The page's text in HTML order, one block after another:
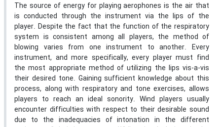
The source of energy for playing aerophones is the air that
is conducted through the instrument via the lips of the
player. Despite the fact that the function of the respiratory
system is consistent among all players, the method of
blowing varies from one instrument to another. Every
instrument, and more specifically, every player must find
the most appropriate method of utilizing the lips vis-a-vis
their desired tone. Gaining sufficient knowledge about this
process, along with respiratory and tone exercises, allows
players to reach an ideal sonority. Wind players usually
encounter difficulties with respect to their desirable sound
due to the inadequacies of intonation in the different